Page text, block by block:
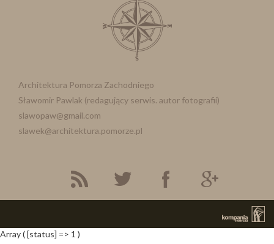
Architektura Pomorza Zachodniego
Sławomir Pawlak (redagujący serwis. autor fotografii)
slawopaw@gmail.com
slawek@architektura.pomorze.pl
Array ( [status] => 1 )